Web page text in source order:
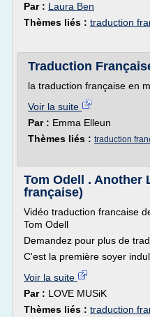
Par : Laura Ben
Thèmes liés : traduction
Traduction
la traduction française en
Voir la suite
Par : Emma Elleun
Thèmes liés : traduction
Tom Odell . Another
française)
Vidéo traduction francaise
Tom Odell
Demandez pour plus de
C'est la première soyer
Voir la suite
Par : LOVE MUSiK
Thèmes liés : traduction